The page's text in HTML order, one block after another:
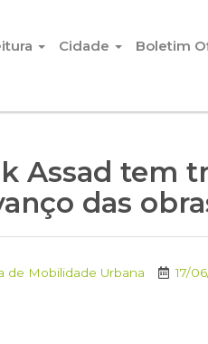
Cidade Boletim
Assad tem
das
de Mobilidade Urbana 17/